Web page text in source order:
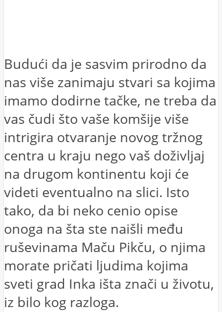
Budući da je sasvim prirodno da
nas više zanimaju stvari sa kojima
imamo dodirne tačke, ne treba da
vas čudi što vaše komšije više
intrigira otvaranje novog tržnog
centra u kraju nego vaš doživljaj
na drugom kontinentu koji će
videti eventualno na slici. Isto
tako, da bi neko cenio opise
onoga na šta ste naišli među
ruševinama Maču Pikču, o njima
morate pričati ljudima kojima
sveti grad Inka išta znači u životu,
iz bilo kog razloga.